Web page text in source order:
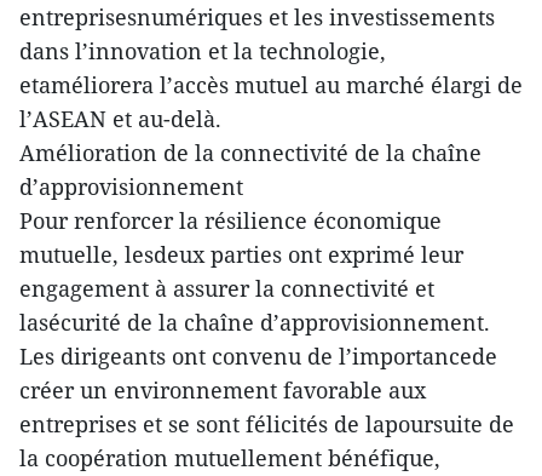
entreprisesnumériques et les investissements
dans l’innovation et la technologie,
etaméliorera l’accès mutuel au marché élargi de
l’ASEAN et au-delà.
Amélioration de la connectivité de la chaîne
d’approvisionnement
Pour renforcer la résilience économique
mutuelle, lesdeux parties ont exprimé leur
engagement à assurer la connectivité et
lasécurité de la chaîne d’approvisionnement.
Les dirigeants ont convenu de l’importancede
créer un environnement favorable aux
entreprises et se sont félicités de lapoursuite de
la coopération mutuellement bénéfique,